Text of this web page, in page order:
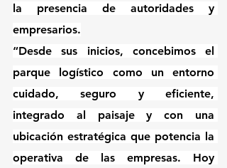
la presencia de autoridades y
empresarios.
“Desde sus inicios, concebimos el
parque logístico como un entorno
cuidado, seguro y eficiente,
integrado al paisaje y con una
ubicación estratégica que potencia la
operativa de las empresas. Hoy